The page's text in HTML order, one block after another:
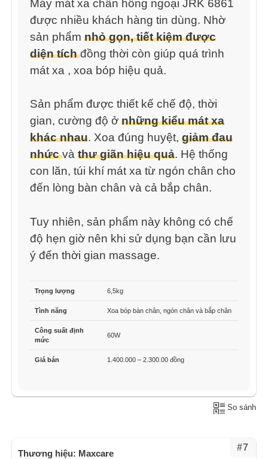
Máy mát xa chân hồng ngoại JRK 6861
được nhiều khách hàng tin dùng. Nhờ
sản phẩm nhỏ gọn, tiết kiệm được
diện tích đồng thời còn giúp quá trình
mát xa , xoa bóp hiệu quả.
Sản phẩm được thiết kế chế độ, thời
gian, cường độ ở những kiểu mát xa
khác nhau. Xoa đúng huyệt, giảm đau
nhứcvà thư giãn hiệu quả. Hệ thống
con lăn, túi khí mát xa từ ngón chân cho
đến lòng bàn chân và cả bắp chân.
Tuy nhiên, sản phẩm này không có chế
độ hẹn giờ nên khi sử dụng bạn cần lưu
ý đến thời gian massage.
Trọng lượng 6,5kg
Tình năng Xoa bóp bàn chân, ngón chân và bắp chân
Công suất định
mức
60W
Giá bán 1.400.000 – 2.300.00 đồng
So sánh
#7
Thương hiệu: Maxcare